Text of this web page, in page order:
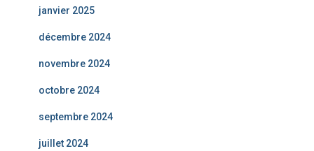
janvier 2025
décembre 2024
novembre 2024
octobre 2024
septembre 2024
juillet 2024